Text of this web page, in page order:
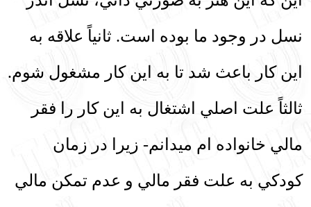
نسل در وجود ما بوده است. ثانياً علاقه به
اين كار باعث شد تا به اين كار مشغول شوم.
ثالثاً علت اصلي اشتغال به اين كار را فقر
مالي خانواده
‏ام مي‏دانم- زيرا در زمان
كودكي به علت فقر مالي و عدم تمكن مالي